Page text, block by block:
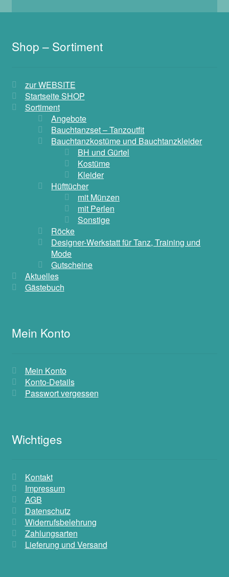
Shop – Sortiment
zur WEBSITE
Startseite SHOP
Sortiment
Angebote
Bauchtanzset – Tanzoutfit
Bauchtanzkostüme und Bauchtanzkleider
BH und Gürtel
Kostüme
Kleider
Hüfttücher
mit Münzen
mit Perlen
Sonstige
Röcke
Designer-Werkstatt für Tanz, Training und
Mode
Gutscheine
Aktuelles
Gästebuch
Mein Konto
Mein Konto
Konto-Details
Passwort vergessen
Wichtiges
Kontakt
Impressum
AGB
Datenschutz
Widerrufsbelehrung
Zahlungsarten
Lieferung und Versand